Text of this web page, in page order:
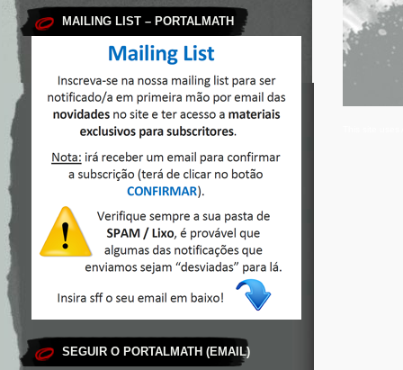
MAILING LIST – PORTALMATH
SEGUIR O PORTALMATH (EMAIL)